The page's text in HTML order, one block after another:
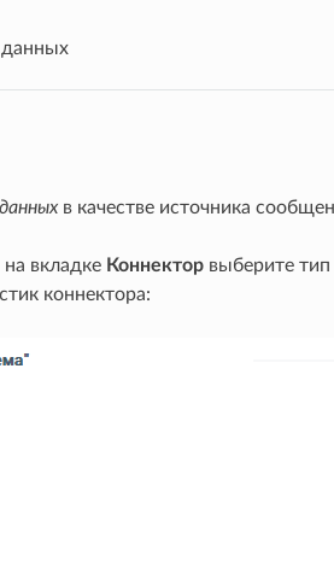
данных
в качестве источника
вкладке Коннекторвыберите тип
коннектора: